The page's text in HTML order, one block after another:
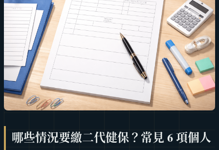
哪些情況要繳二代健保？常見 6 項個人